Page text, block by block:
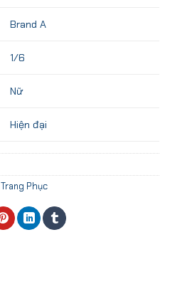
Brand A
1/6
Nữ
Hiện đại
Trang Phục